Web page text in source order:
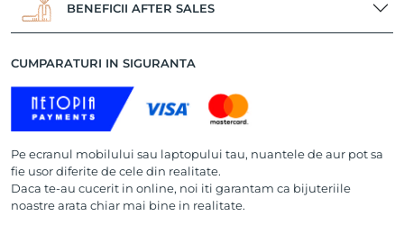
BENEFICII AFTER SALES
CUMPARATURI IN SIGURANTA
Pe ecranul mobilului sau laptopului tau, nuantele de aur pot sa
fie usor diferite de cele din realitate.
Daca te-au cucerit in online, noi iti garantam ca bijuteriile
noastre arata chiar mai bine in realitate.